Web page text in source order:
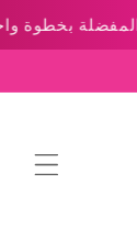
Skip to
content